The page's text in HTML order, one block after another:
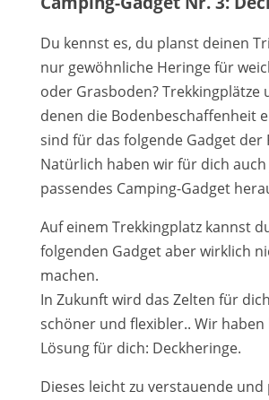
Du kennst es, du planst deinen
nur gewöhnliche Heringe für
oder Grasboden? Trekkingplätze
denen die Bodenbeschaffenheit
sind für das folgende Gadget der
Natürlich haben wir für dich
passendes Camping-Gadget
Auf einem Trekkingplatz kannst
folgenden Gadget aber wirklich
machen.
In Zukunft wird das Zelten für
schöner und flexibler.. Wir haben
Lösung für dich: Deckheringe.
Dieses leicht zu verstauende